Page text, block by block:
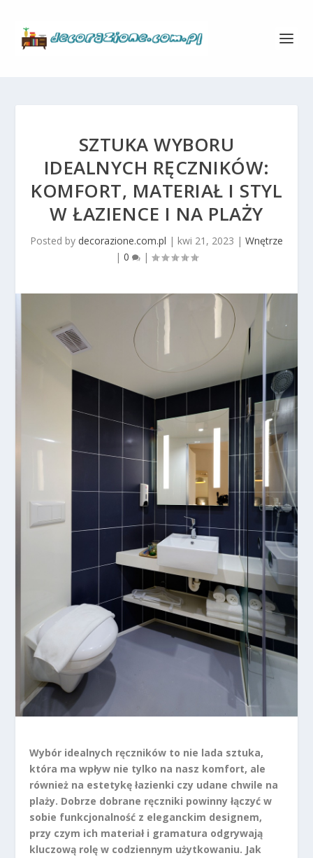
SZTUKA WYBORU
IDEALNYCH RĘCZNIKÓW:
KOMFORT, MATERIAŁ I STYL
W ŁAZIENCE I NA PLAŻY
Posted by decorazione.com.pl | kwi 21, 2023 | Wnętrze
| 0 |
Wybór idealnych ręczników to nie lada sztuka,
która ma wpływ nie tylko na nasz komfort, ale
również na estetykę łazienki czy udane chwile na
plaży. Dobrze dobrane ręczniki powinny łączyć w
sobie funkcjonalność z eleganckim designem,
przy czym ich materiał i gramatura odgrywają
kluczową rolę w codziennym użytkowaniu. Jak